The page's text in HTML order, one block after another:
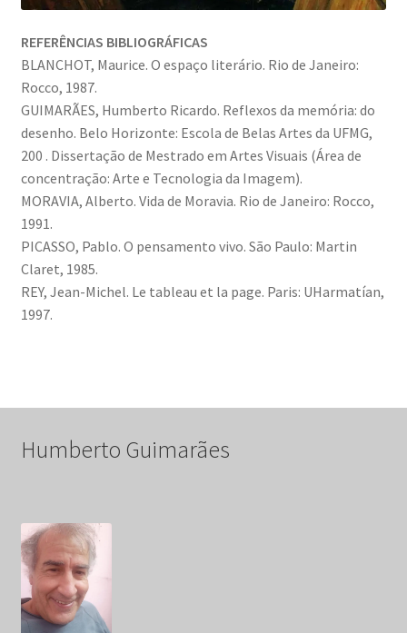
REFERÊNCIAS BIBLIOGRÁFICAS
BLANCHOT, Maurice. O espaço literário. Rio de Janeiro:
Rocco, 1987.
GUIMARÃES, Humberto Ricardo. Reflexos da memória: do
desenho. Belo Horizonte: Escola de Belas Artes da UFMG,
200 . Dissertação de Mestrado em Artes Visuais (Área de
concentração: Arte e Tecnologia da Imagem).
MORAVIA, Alberto. Vida de Moravia. Rio de Janeiro: Rocco,
1991.
PICASSO, Pablo. O pensamento vivo. São Paulo: Martin
Claret, 1985.
REY, Jean-Michel. Le tableau et la page. Paris: UHarmatían,
1997.
Humberto Guimarães